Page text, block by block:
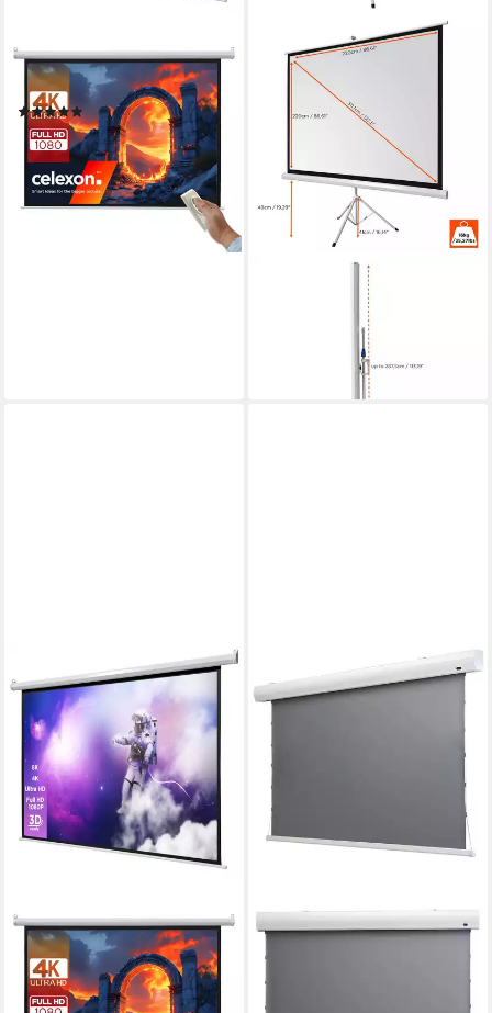
basic line Motorleinwand
(schwarze Rückseite)
(1)
124,99 €
lieferbar - in 2-3 Werktagen bei dir
basic line Stativleinwand
(schwarze Rückseite)
lieferbar - in 2-3 Werktagen bei dir
basic line Motorleinwand
(schwarze Rückseite)
134,99 €
lieferbar - in 2-3 Werktagen bei dir